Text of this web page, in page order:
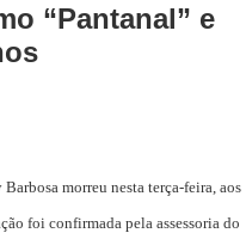
“Pantanal” e
morreu nesta terça-feira, aos
foi confirmada pela assessoria do